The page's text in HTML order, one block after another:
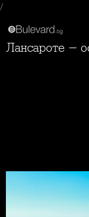
/
Лансароте -